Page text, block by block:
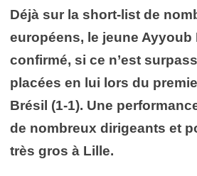
Déjà sur la short-list de
européens, le jeune Ayyoub
confirmé, si ce n’est
placées en lui lors du
Brésil (1-1). Une
de nombreux dirigeants et
très gros à Lille.